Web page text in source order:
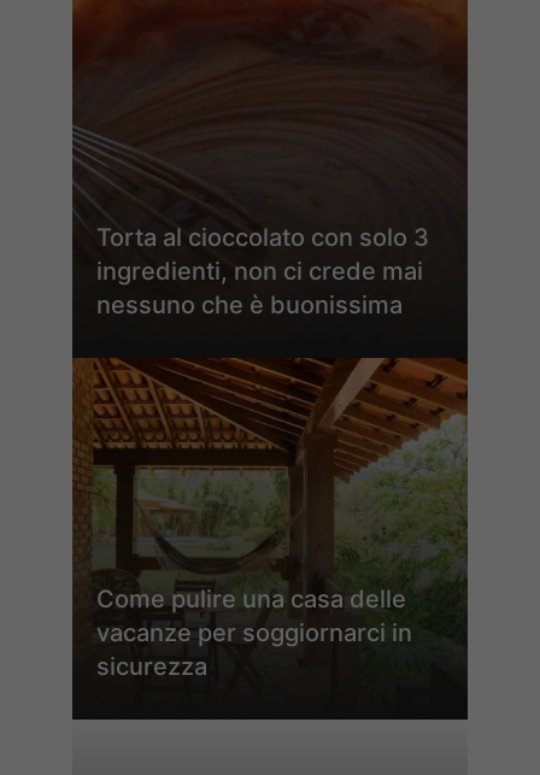
Torta al cioccolato con solo 3
ingredienti, non ci crede mai
nessuno che è buonissima
Come pulire una casa delle
vacanze per soggiornarci in
sicurezza